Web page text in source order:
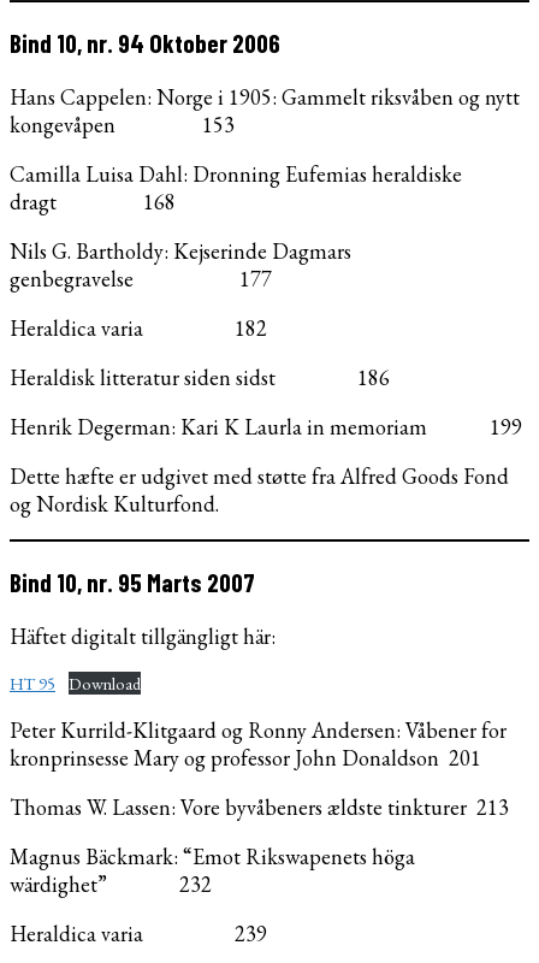
Bind 10, nr. 94 Oktober 2006
Hans Cappelen: Norge i 1905: Gammelt riksvåben og nytt
kongevåpen 153
Camilla Luisa Dahl: Dronning Eufemias heraldiske
dragt 168
Nils G. Bartholdy: Kejserinde Dagmars
genbegravelse 177
Heraldica varia 182
Heraldisk litteratur siden sidst 186
Henrik Degerman: Kari K Laurla in memoriam 199
Dette hæfte er udgivet med støtte fra Alfred Goods Fond
og Nordisk Kulturfond.
Bind 10, nr. 95 Marts 2007
Häftet digitalt tillgängligt här:
HT 95 Download
Peter Kurrild-Klitgaard og Ronny Andersen: Våbener for
kronprinsesse Mary og professor John Donaldson 201
Thomas W. Lassen: Vore byvåbeners ældste tinkturer 213
Magnus Bäckmark: “Emot Rikswapenets höga
wärdighet” 232
Heraldica varia 239